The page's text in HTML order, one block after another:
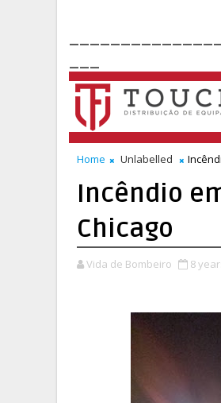
Home Unlabelled
Incêndio
Chicago
Vida de Bombeiro 8